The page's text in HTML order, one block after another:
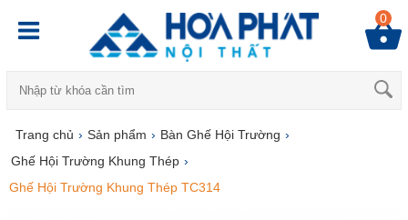
0
Trang chủ › Sản phẩm › Bàn Ghế Hội Trường ›
Ghế Hội Trường Khung Thép ›
Ghế Hội Trường Khung Thép TC314